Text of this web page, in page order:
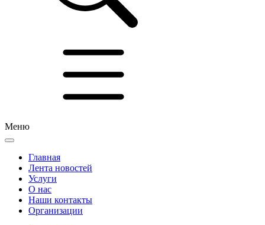
Меню
Главная
Лента новостей
Услуги
О нас
Наши контакты
Организации